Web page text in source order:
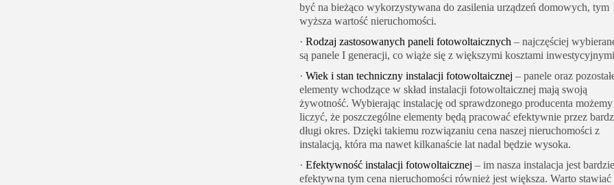
być na bieżąco wykorzystywana do zasilenia urządzeń domowych, tym
wyższa wartość nieruchomości.
· Rodzaj zastosowanych paneli fotowoltaicznych – najczęściej
są panele I generacji, co wiąże się z większymi kosztami
· Wiek i stan techniczny instalacji fotowoltaicznej – panele oraz
elementy wchodzące w skład instalacji fotowoltaicznej mają swoją
żywotność. Wybierając instalację od sprawdzonego producenta możemy
liczyć, że poszczególne elementy będą pracować efektywnie przez
długi okres. Dzięki takiemu rozwiązaniu cena naszej nieruchomości z
instalacją, która ma nawet kilkanaście lat nadal będzie wysoka.
· Efektywność instalacji fotowoltaicznej – im nasza instalacja jest
efektywna tym cena nieruchomości również jest większa. Warto stawiać